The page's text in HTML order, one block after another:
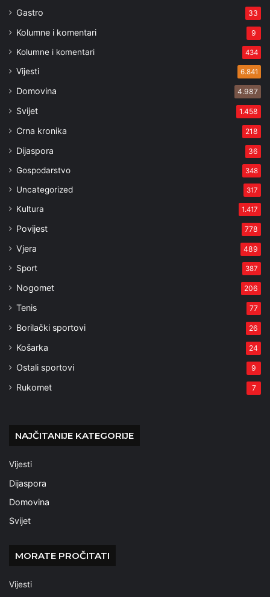
Gastro 33
Kolumne i komentari 9
Kolumne i komentari 434
Vijesti 6.841
Domovina 4.987
Svijet 1.458
Crna kronika 218
Dijaspora 36
Gospodarstvo 348
Uncategorized 317
Kultura 1.417
Povijest 778
Vjera 489
Sport 387
Nogomet 206
Tenis 77
Borilački sportovi 26
Košarka 24
Ostali sportovi 9
Rukomet 7
NAJČITANIJE KATEGORIJE
Vijesti
Dijaspora
Domovina
Svijet
MORATE PROČITATI
Vijesti